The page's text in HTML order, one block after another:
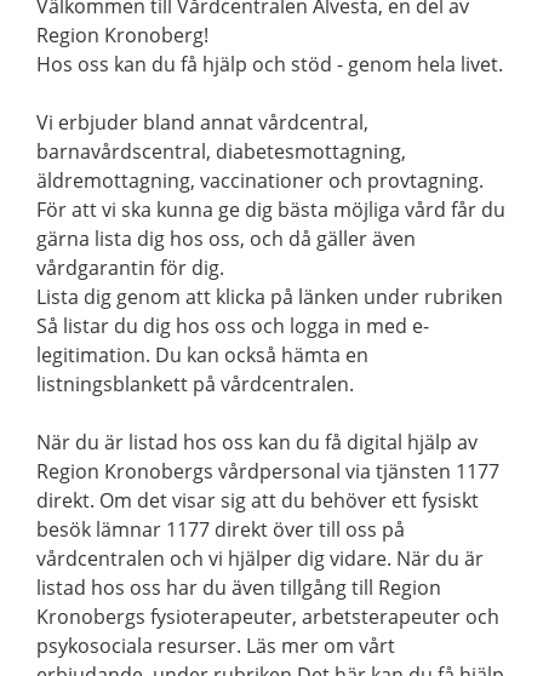
Välkommen till Vårdcentralen Alvesta, en del av
Region Kronoberg!
Hos oss kan du få hjälp och stöd - genom hela livet.
Vi erbjuder bland annat vårdcentral,
barnavårdscentral, diabetesmottagning,
äldremottagning, vaccinationer och provtagning.
För att vi ska kunna ge dig bästa möjliga vård får du
gärna lista dig hos oss, och då gäller även
vårdgarantin för dig.
Lista dig genom att klicka på länken under rubriken
Så listar du dig hos oss och logga in med e-
legitimation. Du kan också hämta en
listningsblankett på vårdcentralen.
När du är listad hos oss kan du få digital hjälp av
Region Kronobergs vårdpersonal via tjänsten 1177
direkt. Om det visar sig att du behöver ett fysiskt
besök lämnar 1177 direkt över till oss på
vårdcentralen och vi hjälper dig vidare. När du är
listad hos oss har du även tillgång till Region
Kronobergs fysioterapeuter, arbetsterapeuter och
psykosociala resurser. Läs mer om vårt